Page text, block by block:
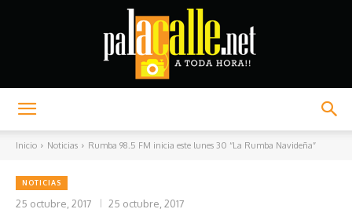
Inicio Noticias Rumba 98.5 FM inicia este lunes 30 “La Rumba Navideña”
NOTICIAS
25 octubre, 2017 25 octubre, 2017